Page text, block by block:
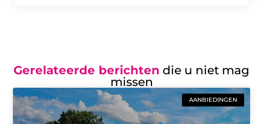
Gerelateerde berichten die u niet mag
missen
AANBIEDINGEN